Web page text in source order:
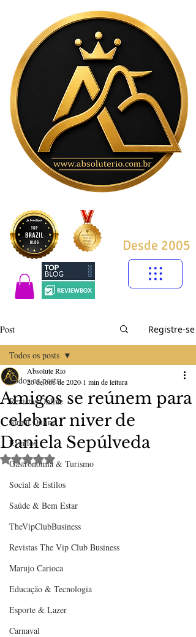
Desde 2005
Post Registre-se
Todos os posts
Revistas Online
Jornal Online
Eventos
Gastronomia & Turismo
Social & Estilos
Saúde & Bem Estar
TheVipClubBusiness
Revistas The Vip Club Business
Marujo Carioca
Educação & Tecnologia
Esporte & Lazer
Carnaval
Todos os posts
Amigos se reúnem para
celebrar niver de
Daniela Sepúlveda
Absolute Rio
20 de out. de 2020 1 min de leitura
Avaliado com NaN de 5 estrelas.